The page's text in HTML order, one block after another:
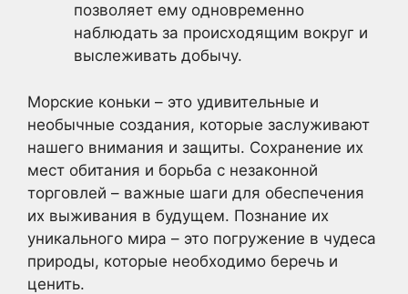
позволяет ему одновременно
наблюдать за происходящим вокруг и
выслеживать добычу.
Морские коньки – это удивительные и
необычные создания, которые заслуживают
нашего внимания и защиты. Сохранение их
мест обитания и борьба с незаконной
торговлей – важные шаги для обеспечения
их выживания в будущем. Познание их
уникального мира – это погружение в чудеса
природы, которые необходимо беречь и
ценить.